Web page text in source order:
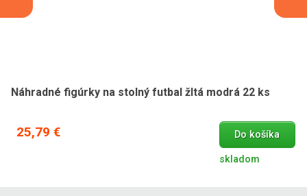
Náhradné figúrky na stolný futbal žltá modrá 22 ks
25,79 € Do košíka
skladom